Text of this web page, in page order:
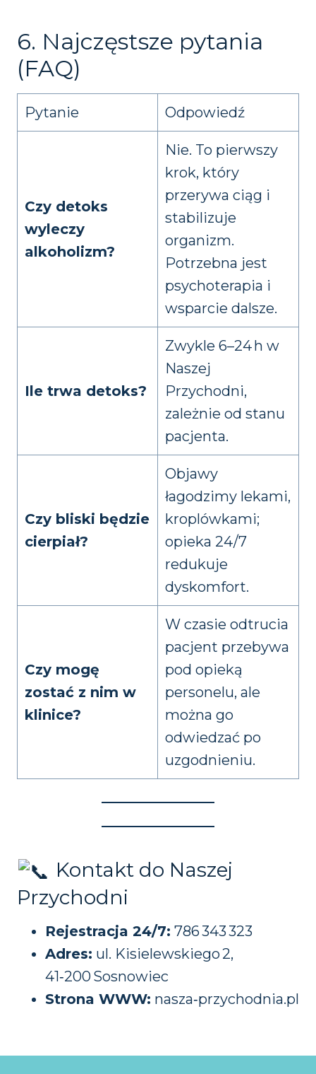
6. Najczęstsze pytania
(FAQ)
Pytanie Odpowiedź
Czy detoks
wyleczy
alkoholizm?
Nie. To pierwszy
krok, który
przerywa ciąg i
stabilizuje
organizm.
Potrzebna jest
psychoterapia i
wsparcie dalsze.
Ile trwa detoks?
Zwykle 6–24 h w
Naszej
Przychodni,
zależnie od stanu
pacjenta.
Czy bliski będzie
cierpiał?
Objawy
łagodzimy lekami,
kroplówkami;
opieka 24/7
redukuje
dyskomfort.
Czy mogę
zostać z nim w
klinice?
W czasie odtrucia
pacjent przebywa
pod opieką
personelu, ale
można go
odwiedzać po
uzgodnieniu.
Kontakt do Naszej
Przychodni
Rejestracja 24/7: 786 343 323
Adres: ul. Kisielewskiego 2,
41‑200 Sosnowiec
Strona WWW: nasza‑przychodnia.pl